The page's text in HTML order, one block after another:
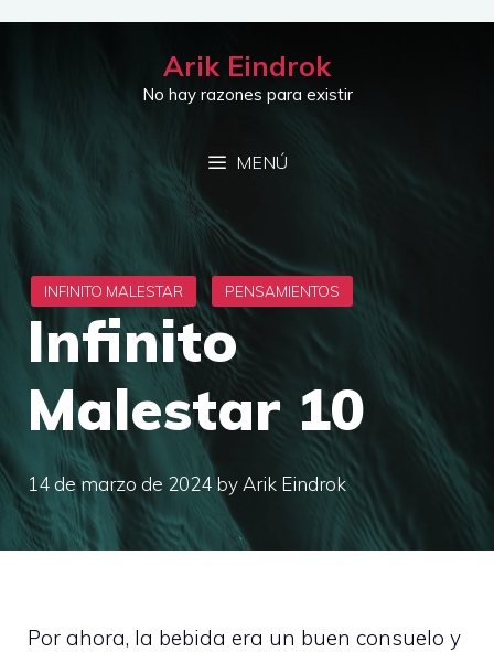
Saltar
Arik Eindrok
No hay razones para existir
MENÚ
Infinito
Malestar 10
14 de marzo de 2024by Arik Eindrok
Por ahora, la bebida era un buen consuelo y